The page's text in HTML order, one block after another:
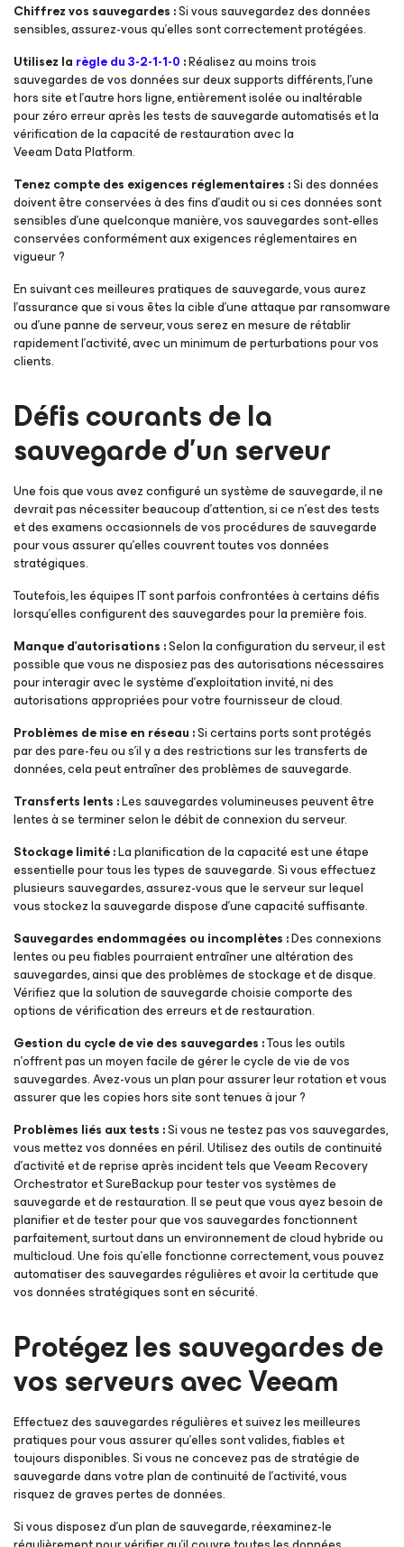
Chiffrez vos sauvegardes :Si vous sauvegardez des données
sensibles, assurez-vous qu’elles sont correctement protégées.
Utilisez la règle du 3-2-1-1-0 :Réalisez au moins trois
sauvegardes de vos données sur deux supports différents, l’une
hors site et l’autre hors ligne, entièrement isolée ou inaltérable
pour zéro erreur après les tests de sauvegarde automatisés et la
vérification de la capacité de restauration avec la
Veeam Data Platform.
Tenez compte des exigences réglementaires :Si des données
doivent être conservées à des fins d’audit ou si ces données sont
sensibles d’une quelconque manière, vos sauvegardes sont-elles
conservées conformément aux exigences réglementaires en
vigueur ?
En suivant ces meilleures pratiques de sauvegarde, vous aurez
l’assurance que si vous êtes la cible d’une attaque par ransomware
ou d’une panne de serveur, vous serez en mesure de rétablir
rapidement l’activité, avec un minimum de perturbations pour vos
clients.
Défis courants de la
sauvegarde d’un serveur
Une fois que vous avez configuré un système de sauvegarde, il ne
devrait pas nécessiter beaucoup d’attention, si ce n’est des tests
et des examens occasionnels de vos procédures de sauvegarde
pour vous assurer qu’elles couvrent toutes vos données
stratégiques.
Toutefois, les équipes IT sont parfois confrontées à certains défis
lorsqu’elles configurent des sauvegardes pour la première fois.
Manque d’autorisations :Selon la configuration du serveur, il est
possible que vous ne disposiez pas des autorisations nécessaires
pour interagir avec le système d’exploitation invité, ni des
autorisations appropriées pour votre fournisseur de cloud.
Problèmes de mise en réseau :Si certains ports sont protégés
par des pare-feu ou s’il y a des restrictions sur les transferts de
données, cela peut entraîner des problèmes de sauvegarde.
Transferts lents :Les sauvegardes volumineuses peuvent être
lentes à se terminer selon le débit de connexion du serveur.
Stockage limité :La planification de la capacité est une étape
essentielle pour tous les types de sauvegarde. Si vous effectuez
plusieurs sauvegardes, assurez-vous que le serveur sur lequel
vous stockez la sauvegarde dispose d’une capacité suffisante.
Sauvegardes endommagées ou incomplètes :Des connexions
lentes ou peu fiables pourraient entraîner une altération des
sauvegardes, ainsi que des problèmes de stockage et de disque.
Vérifiez que la solution de sauvegarde choisie comporte des
options de vérification des erreurs et de restauration.
Gestion du cycle de vie des sauvegardes :Tous les outils
n’offrent pas un moyen facile de gérer le cycle de vie de vos
sauvegardes. Avez-vous un plan pour assurer leur rotation et vous
assurer que les copies hors site sont tenues à jour ?
Problèmes liés aux tests :Si vous ne testez pas vos sauvegardes,
vous mettez vos données en péril. Utilisez des outils de continuité
d’activité et de reprise après incident tels que Veeam Recovery
Orchestrator et SureBackup pour tester vos systèmes de
sauvegarde et de restauration. Il se peut que vous ayez besoin de
planifier et de tester pour que vos sauvegardes fonctionnent
parfaitement, surtout dans un environnement de cloud hybride ou
multicloud. Une fois qu’elle fonctionne correctement, vous pouvez
automatiser des sauvegardes régulières et avoir la certitude que
vos données stratégiques sont en sécurité.
Protégez les sauvegardes de
vos serveurs avec Veeam
Effectuez des sauvegardes régulières et suivez les meilleures
pratiques pour vous assurer qu’elles sont valides, fiables et
toujours disponibles. Si vous ne concevez pas de stratégie de
sauvegarde dans votre plan de continuité de l’activité, vous
risquez de graves pertes de données.
Si vous disposez d’un plan de sauvegarde, réexaminez-le